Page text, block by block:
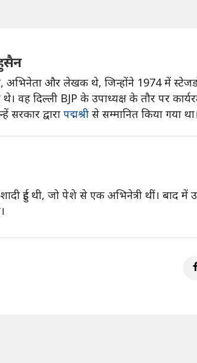
अभिनेता और लेखक थे, जिन्होंने 1974 में
वह दिल्ली BJP के उपाध्यक्ष के तौर पर
द्वारा पद्मश्री से सम्मानित किया गया था।
हुई थी, जो पेशे से एक अभिनेत्री थीं। बाद में